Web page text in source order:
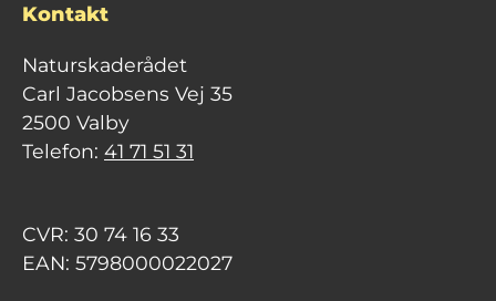
Kontakt
Naturskaderådet
Carl Jacobsens Vej 35
2500 Valby
Telefon: 41 71 51 31
CVR: 30 74 16 33
EAN: 5798000022027